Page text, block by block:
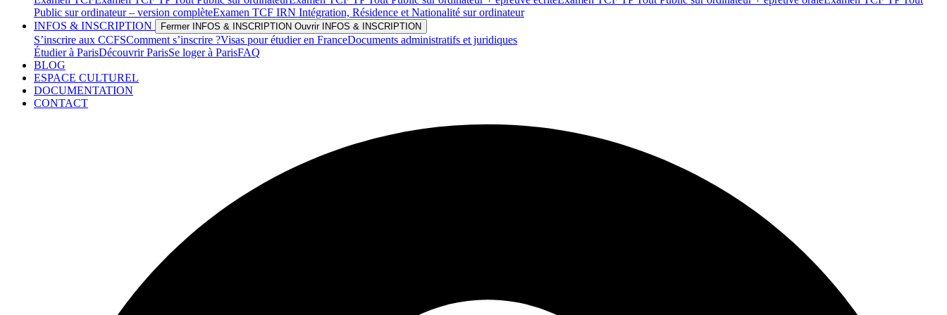
Public sur ordinateur – version complèteExamen TCF IRN Intégration, Résidence et Nationalité sur ordinateur
INFOS & INSCRIPTION
Fermer INFOS & INSCRIPTION Ouvrir INFOS & INSCRIPTION
S’inscrire aux CCFSComment s’inscrire ?Visas pour étudier en FranceDocuments administratifs et juridiques
Étudier à ParisDécouvrir ParisSe loger à ParisFAQ
BLOG
ESPACE CULTUREL
DOCUMENTATION
CONTACT